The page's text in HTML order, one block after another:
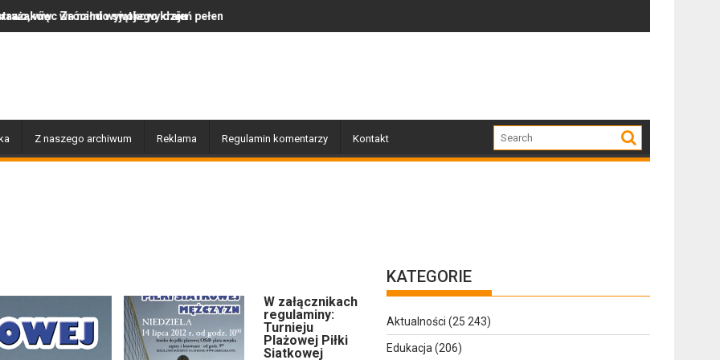
kraju
dzień pełen muzyki, tańca i niezapomnianych emocji!Uwaga! Usuwamy drzewa uszkodzone przez nawałnicę
Z naszego archiwum Reklama Regulamin komentarzy Kontakt
W załącznikach
regulaminy:
Turnieju
Plażowej Piłki
Siatkowej
KATEGORIE
Aktualności (25 243)
Edukacja (206)